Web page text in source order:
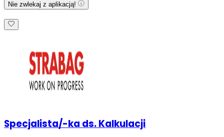
Nie zwlekaj z aplikacją!
Specjalista/-ka ds. Kalkulacji